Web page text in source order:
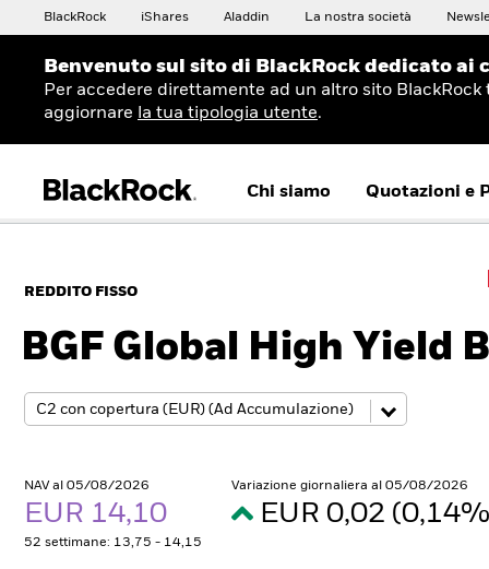
BlackRock iShares Aladdin La nostra società
Benvenuto sul sito di BlackRock dedicato
Per accedere direttamente ad un altro sito
aggiornare
la tua tipologia utente.
Chi siamo Quotazioni e
REDDITO FISSO
BGF Global High Yield
NAV al 05/08/2026
EUR 14,10
52 settimane: 13,75 - 14,15
Variazione giornaliera al 05/08/2026
EUR 0,02